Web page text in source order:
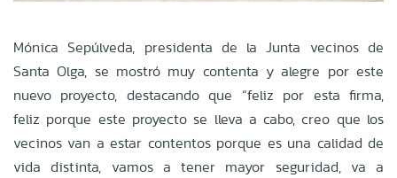
Mónica Sepúlveda, presidenta de la Junta vecinos de
Santa Olga, se mostró muy contenta y alegre por este
nuevo proyecto, destacando que “feliz por esta firma,
feliz porque este proyecto se lleva a cabo, creo que los
vecinos van a estar contentos porque es una calidad de
vida distinta, vamos a tener mayor seguridad, va a